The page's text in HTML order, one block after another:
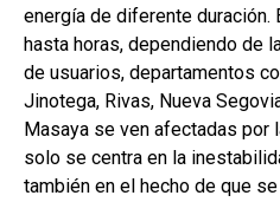
energía de diferente
hasta horas, dependiendo de
de usuarios, departamentos
Jinotega, Rivas, Nueva
Masaya se ven afectadas por
solo se centra en la
también en el hecho de que